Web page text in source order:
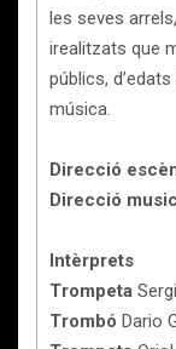
les seves
irealitzats que
públics,
música.
Direcció
Direcció
Intèrprets
Trompeta
Trombó Dario